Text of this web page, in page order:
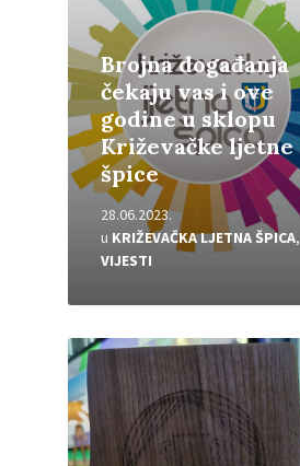
Brojna događanja
čekaju vas i ove
godine u sklopu
Križevačke ljetne
špice
28.06.2023.
u KRIŽEVAČKA LJETNA ŠPICA,
VIJESTI
Pročitajte
više